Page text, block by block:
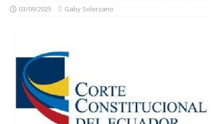
03/09/2025 Gaby Solorzano